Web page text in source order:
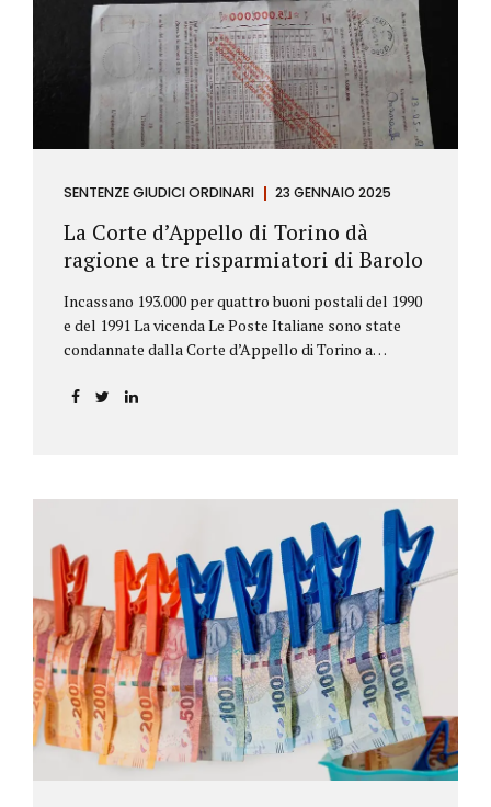
SENTENZE GIUDICI ORDINARI 23 GENNAIO 2025
La Corte d’Appello di Torino dà
ragione a tre risparmiatori di Barolo
Incassano 193.000 per quattro buoni postali del 1990
e del 1991 La vicenda Le Poste Italiane sono state
condannate dalla Corte d’Appello di Torino a
per oltre 193.000,00 euro: la sentenza ribalta la
causa di una modifica dei rendimenti risalente al 1986,
precedente alla loro sottoscrizione, e di un timbro
che Poste aveva messo sopra la tabella, la quale
riportava un generico...